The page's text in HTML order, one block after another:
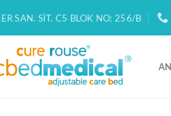
SAN. SIT. C5 BLOK NO: 256/B